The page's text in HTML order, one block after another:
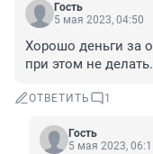
Гость
5 мая 2023, 04:50
Хорошо деньги за
при этом не делать.
ОТВЕТИТЬ 1
Гость
5 мая 2023,